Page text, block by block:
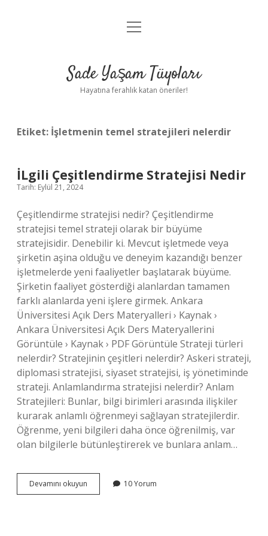
Anasayfa
Yasal Uyarı
menüyü
Sade Yaşam Tüyoları
Hayatına ferahlık katan öneriler!
Etiket: İşletmenin temel stratejileri nelerdir
İLgili Çeşitlendirme Stratejisi Nedir
Tarih: Eylül 21, 2024
Çeşitlendirme stratejisi nedir? Çeşitlendirme
stratejisi temel strateji olarak bir büyüme
stratejisidir. Denebilir ki. Mevcut işletmede veya
şirketin aşina olduğu ve deneyim kazandığı benzer
işletmelerde yeni faaliyetler başlatarak büyüme.
Şirketin faaliyet gösterdiği alanlardan tamamen
farklı alanlarda yeni işlere girmek. Ankara
Üniversitesi Açık Ders Materyalleri › Kaynak ›
Ankara Üniversitesi Açık Ders Materyallerini
Görüntüle › Kaynak › PDF Görüntüle Strateji türleri
nelerdir? Stratejinin çeşitleri nelerdir? Askeri strateji,
diplomasi stratejisi, siyaset stratejisi, iş yönetiminde
strateji. Anlamlandırma stratejisi nelerdir? Anlam
Stratejileri: Bunlar, bilgi birimleri arasında ilişkiler
kurarak anlamlı öğrenmeyi sağlayan stratejilerdir.
Öğrenme, yeni bilgileri daha önce öğrenilmiş, var
olan bilgilerle bütünleştirerek ve bunlara anlam…
Devamını okuyun
Çeşitlendirme
10 Yorum